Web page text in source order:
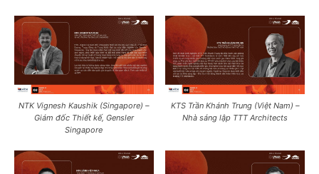
NTK Vignesh Kaushik (Singapore) –
Giám đốc Thiết kế, Gensler
Singapore
KTS Trần Khánh Trung (Việt Nam) –
Nhà sáng lập TTT Architects